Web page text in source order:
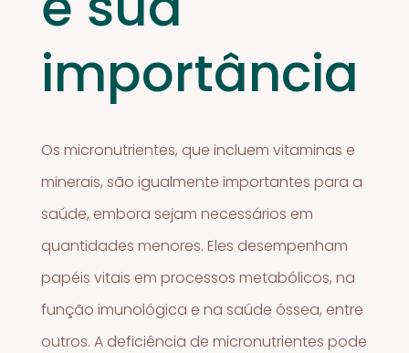
importância
Os micronutrientes, que incluem vitaminas e
minerais, são igualmente importantes para a
saúde, embora sejam necessários em
quantidades menores. Eles desempenham
papéis vitais em processos metabólicos, na
função imunológica e na saúde óssea, entre
outros. A deficiência de micronutrientes pode